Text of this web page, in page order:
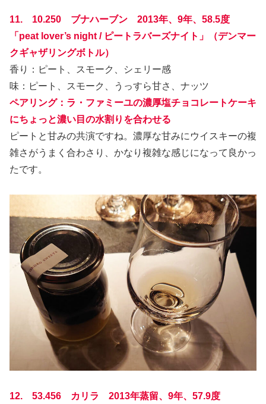
11. 10.250 ブナハーブン 2013年、9年、58.5度
「peat lover’s night / ピートラバーズナイト」（デンマー
クギャザリングボトル）
香り：ピート、スモーク、シェリー感
味：ピート、スモーク、うっすら甘さ、ナッツ
ペアリング：ラ・ファミーユの濃厚塩チョコレートケーキ
にちょっと濃い目の水割りを合わせる
ピートと甘みの共演ですね。濃厚な甘みにウイスキーの複
雑さがうまく合わさり、かなり複雑な感じになって良かっ
たです。
12. 53.456 カリラ 2013年蒸留、9年、57.9度